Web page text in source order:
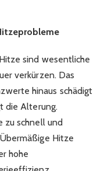
sind wesentliche
verkürzen. Das
hinaus schädigt
die Alterung.
schnell und
Hitze
hohe